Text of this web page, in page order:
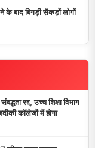
के बाद बिगड़ी सैकड़ों लोगों
रद्द, उच्च शिक्षा विभाग
कॉलेजों में होगा